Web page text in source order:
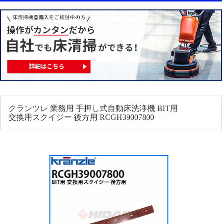
クランツレ 業務用 手押し式自動床洗浄機 BIT用
交換用スクイジー 後方用 RCGH39007800